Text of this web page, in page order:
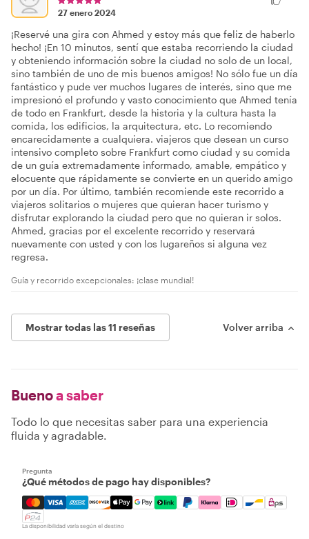
27 enero 2024
¡Reservé una gira con Ahmed y estoy más que feliz de haberlo
hecho! ¡En 10 minutos, sentí que estaba recorriendo la ciudad
y obteniendo información sobre la ciudad no solo de un local,
sino también de uno de mis buenos amigos! No sólo fue un día
fantástico y pude ver muchos lugares de interés, sino que me
impresionó el profundo y vasto conocimiento que Ahmed tenía
de todo en Frankfurt, desde la historia y la cultura hasta la
comida, los edificios, la arquitectura, etc. Lo recomiendo
encarecidamente a cualquiera. viajeros que desean un curso
intensivo completo sobre Frankfurt como ciudad y su comida
de un guía extremadamente informado, amable, empático y
elocuente que rápidamente se convierte en un querido amigo
por un día. Por último, también recomiende este recorrido a
viajeros solitarios o mujeres que quieran hacer turismo y
disfrutar explorando la ciudad pero que no quieran ir solos.
Ahmed, gracias por el excelente recorrido y reservará
nuevamente con usted y con los lugareños si alguna vez
regresa.
Guía y recorrido excepcionales: ¡clase mundial!
Mostrar todas las 11 reseñas Volver arriba
Buenoa saber
Todo lo que necesitas saber para una experiencia
fluida y agradable.
Pregunta
¿Qué métodos de pago hay disponibles?
Mastercard, Visa, Amex, Discover, Apple Pay, Google
La disponibilidad varía según el destino